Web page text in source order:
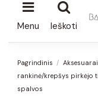
Menu Ieškoti
Pagrindinis Aksesuarai
rankinė/krepšys pirkėjo
spalvos